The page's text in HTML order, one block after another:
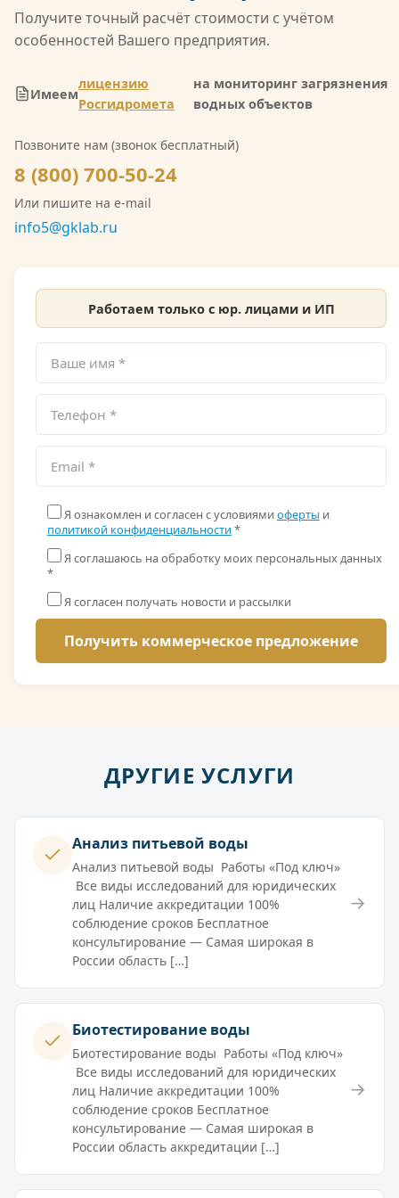
(Л039-00117-77/02547257) на деятельность в
области гидрометеорологии, включающую
водных объектов и почв. Также имеется допуск
СРО на выполнение инженерно-экологических
Росгидромета можно ознакомиться на сайте.
Получите точный расчёт стоимости с учётом
особенностей Вашего предприятия.
Имеем
лицензию
Росгидромета
на мониторинг загрязнения
водных объектов
Позвоните нам (звонок бесплатный)
8 (800) 700-50-24
Или пишите на e-mail
info5@gklab.ru
Работаем только с юр. лицами и ИП
Я ознакомлен и согласен с условиями оферты и
политикой конфиденциальности*
Я соглашаюсь на обработку моих персональных данных
*
Я согласен получать новости и рассылки
ДРУГИЕ УСЛУГИ
Анализ питьевой воды
Анализ питьевой воды Работы «Под ключ»
Все виды исследований для юридических
лиц Наличие аккредитации 100%
соблюдение сроков Бесплатное
консультирование — Самая широкая в
России область […]
→
Биотестирование воды
Биотестирование воды Работы «Под ключ»
Все виды исследований для юридических
лиц Наличие аккредитации 100%
соблюдение сроков Бесплатное
консультирование — Самая широкая в
России область аккредитации […]
→